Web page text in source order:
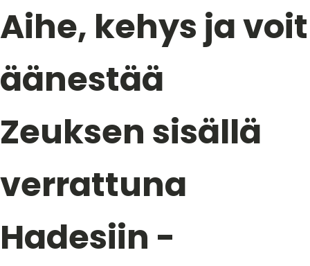
Aihe, kehys ja voit
äänestää
Zeuksen sisällä
verrattuna
Hadesiin -